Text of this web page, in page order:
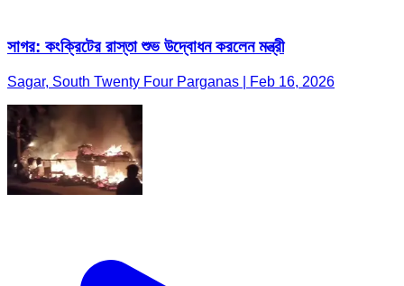
সাগর: কংক্রিটের রাস্তা শুভ উদ্বোধন করলেন মন্ত্রী
Sagar, South Twenty Four Parganas | Feb 16, 2026